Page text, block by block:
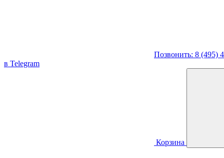
Позвонить: 8 (495)
в Telegram
Корзина